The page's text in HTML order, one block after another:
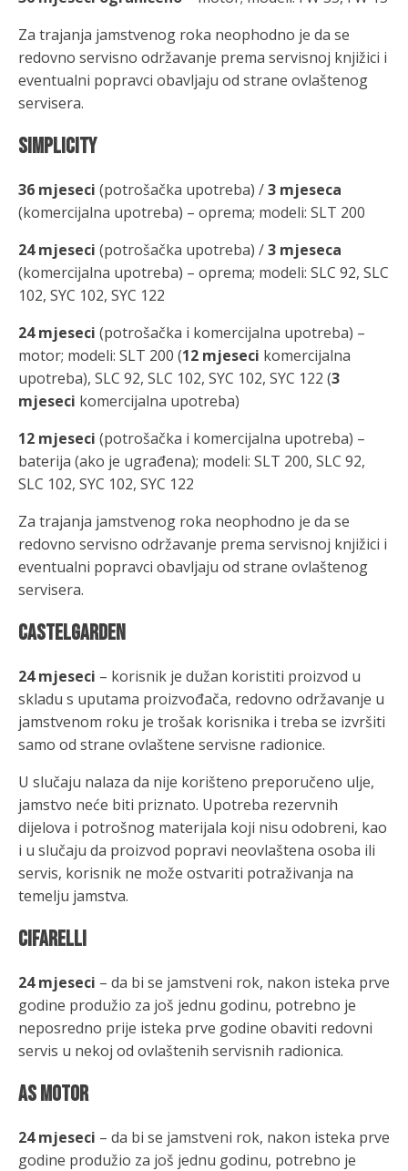
Za trajanja jamstvenog roka neophodno je da se
redovno servisno održavanje prema servisnoj knjižici i
eventualni popravci obavljaju od strane ovlaštenog
servisera.
SIMPLICITY
36 mjeseci (potrošačka upotreba) /3 mjeseca
(komercijalna upotreba) – oprema; modeli: SLT 200
24 mjeseci (potrošačka upotreba) /3 mjeseca
(komercijalna upotreba) – oprema; modeli: SLC 92, SLC
102, SYC 102, SYC 122
24 mjeseci (potrošačka i komercijalna upotreba) –
motor; modeli: SLT 200 (12 mjeseci komercijalna
upotreba), SLC 92, SLC 102, SYC 102, SYC 122 (3
mjeseci komercijalna upotreba)
12 mjeseci (potrošačka i komercijalna upotreba) –
baterija (ako je ugrađena); modeli: SLT 200, SLC 92,
SLC 102, SYC 102, SYC 122
Za trajanja jamstvenog roka neophodno je da se
redovno servisno održavanje prema servisnoj knjižici i
eventualni popravci obavljaju od strane ovlaštenog
servisera.
CASTELGARDEN
24 mjeseci – korisnik je dužan koristiti proizvod u
skladu s uputama proizvođača, redovno održavanje u
jamstvenom roku je trošak korisnika i treba se izvršiti
samo od strane ovlaštene servisne radionice.
U slučaju nalaza da nije korišteno preporučeno ulje,
jamstvo neće biti priznato. Upotreba rezervnih
dijelova i potrošnog materijala koji nisu odobreni, kao
i u slučaju da proizvod popravi neovlaštena osoba ili
servis, korisnik ne može ostvariti potraživanja na
temelju jamstva.
CIFARELLI
24 mjeseci – da bi se jamstveni rok, nakon isteka prve
godine produžio za još jednu godinu, potrebno je
neposredno prije isteka prve godine obaviti redovni
servis u nekoj od ovlaštenih servisnih radionica.
AS MOTOR
24 mjeseci – da bi se jamstveni rok, nakon isteka prve
godine produžio za još jednu godinu, potrebno je